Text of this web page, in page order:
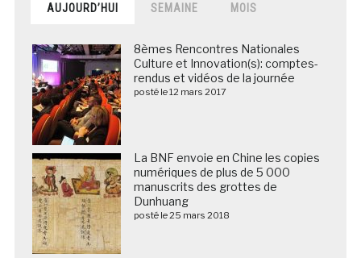
AUJOURD’HUI SEMAINE MOIS
8èmes Rencontres Nationales
Culture et Innovation(s): comptes-
rendus et vidéos de la journée
posté le 12 mars 2017
La BNF envoie en Chine les copies
numériques de plus de 5 000
manuscrits des grottes de
Dunhuang
posté le 25 mars 2018